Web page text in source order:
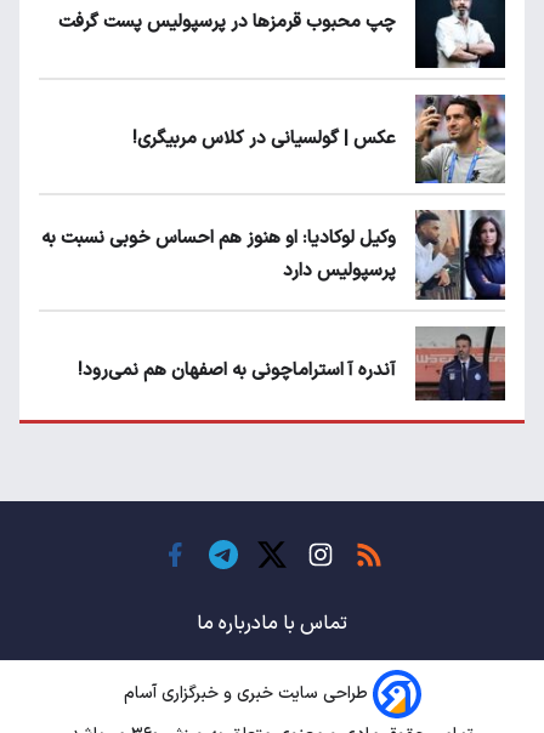
چپ محبوب قرمزها در پرسپولیس پست گرفت
عکس | گولسیانی در کلاس مربیگری!
وکیل لوکادیا: او هنوز هم احساس خوبی نسبت به
پرسپولیس دارد
آندره آ استراماچونی به اصفهان هم نمی‌رود!
حسن روی هوا!
باشگاه های جهان
سروش رفیعی مقابل الریان فیکس است؟
تماس با مادرباره ما
طراحی سایت خبری و خبرگزاری آسام